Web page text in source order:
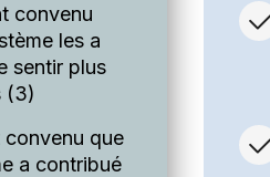
convenu
les a
sentir plus
(3)
que
a contribué